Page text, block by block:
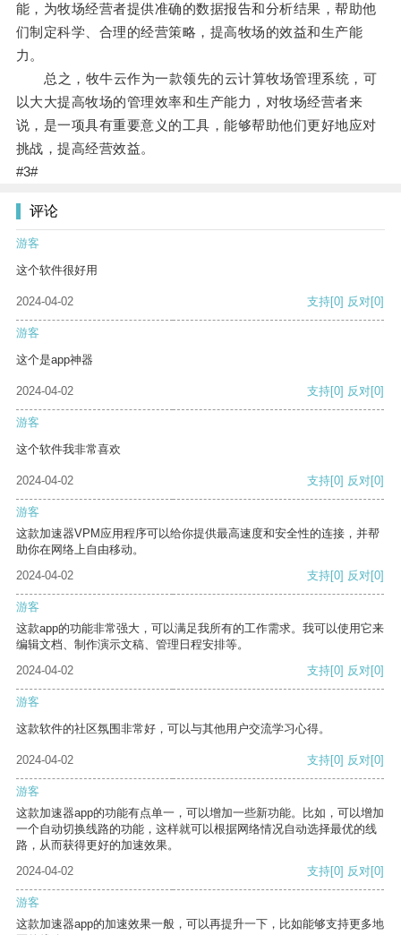
能，为牧场经营者提供准确的数据报告和分析结果，帮助他
们制定科学、合理的经营策略，提高牧场的效益和生产能
力。
总之，牧牛云作为一款领先的云计算牧场管理系统，可
以大大提高牧场的管理效率和生产能力，对牧场经营者来
说，是一项具有重要意义的工具，能够帮助他们更好地应对
挑战，提高经营效益。
#3#
评论
游客
这个软件很好用
2024-04-02 支持[0] 反对[0]
游客
这个是app神器
2024-04-02 支持[0] 反对[0]
游客
这个软件我非常喜欢
2024-04-02 支持[0] 反对[0]
游客
这款加速器VPM应用程序可以给你提供最高速度和安全性的连接，并帮
助你在网络上自由移动。
2024-04-02
支持[0] 反对[0]
游客
这款app的功能非常强大，可以满足我所有的工作需求。我可以使用它来
编辑文档、制作演示文稿、管理日程安排等。
2024-04-02
支持[0] 反对[0]
游客
这款软件的社区氛围非常好，可以与其他用户交流学习心得。
2024-04-02 支持[0] 反对[0]
游客
这款加速器app的功能有点单一，可以增加一些新功能。比如，可以增加
一个自动切换线路的功能，这样就可以根据网络情况自动选择最优的线
路，从而获得更好的加速效果。
2024-04-02
支持[0] 反对[0]
游客
这款加速器app的加速效果一般，可以再提升一下，比如能够支持更多地